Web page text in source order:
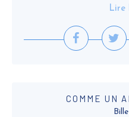
Lire
COMME UN